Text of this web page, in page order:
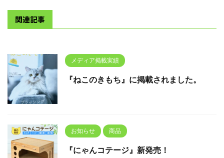
関連記事
メディア掲載実績
『ねこのきもち』に掲載されました。
お知らせ 商品
『にゃんコテージ』新発売！